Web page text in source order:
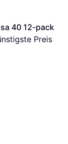
40 12-pack
Preis